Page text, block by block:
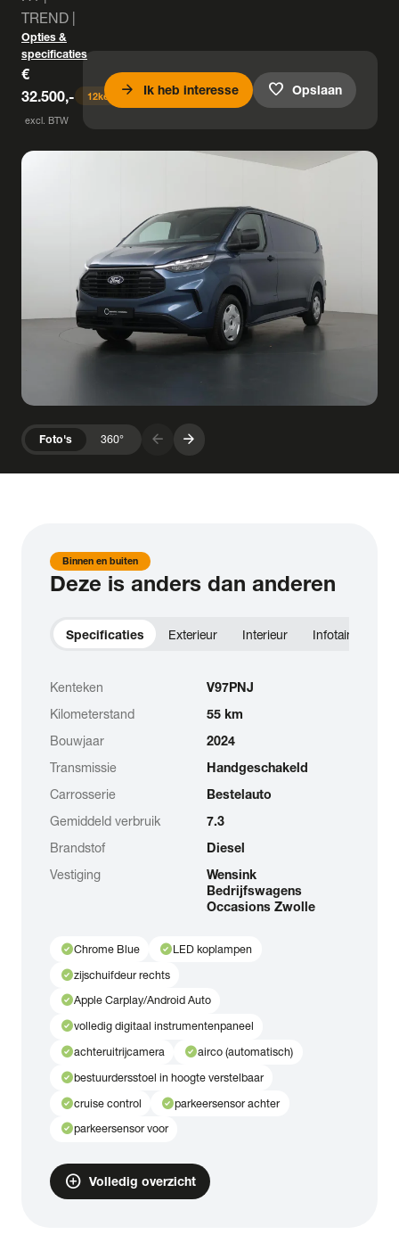
TREND |
Opties &
specificaties
€
32.500,-
excl. BTW
12keer bekeken
arrow_forward Ik heb interesse favorite Opslaan
Foto's 360° arrow_forward arrow_forward
Binnen en buiten
Deze is anders dan anderen
Specificaties Exterieur Interieur Infotainment
Kenteken
V97PNJ
Kilometerstand
55 km
Bouwjaar
2024
Transmissie
Handgeschakeld
Carrosserie
Bestelauto
Gemiddeld verbruik
7.3
Brandstof
Diesel
Vestiging
Wensink
Bedrijfswagens
Occasions Zwolle
check_circleChrome Blue check_circleLED koplampen
check_circlezijschuifdeur rechts
check_circleApple Carplay/Android Auto
check_circlevolledig digitaal instrumentenpaneel
check_circleachteruitrijcamera check_circleairco (automatisch)
check_circlebestuurdersstoel in hoogte verstelbaar
check_circlecruise control check_circleparkeersensor achter
check_circleparkeersensor voor
add_circle Volledig overzicht